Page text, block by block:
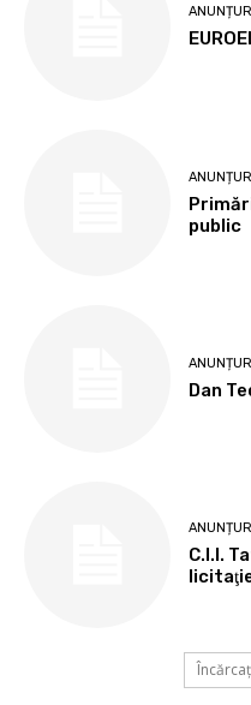
ANUNȚURI
public
Dan
ANUNȚURI
C.I.I.